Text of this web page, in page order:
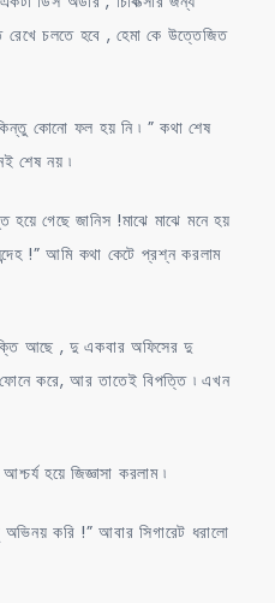
চলতে হবে , হেমা কে উত্তেজিত
কোনো ফল হয় নি ৷ ” কথা শেষ
শেষ নয় ৷
হয়ে গেছে জানিস !মাঝে মাঝে মনে হয়
!” আমি কথা কেটে প্রশ্ন করলাম
আছে , দু একবার অফিসের দু
ফোনে করে, আর তাতেই বিপত্তি ৷ এখন
হয়ে জিজ্ঞাসা করলাম ৷
করি !” আবার সিগারেট ধরালো